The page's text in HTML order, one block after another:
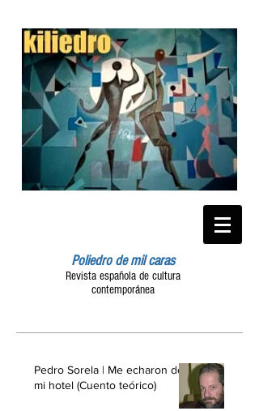
Poliedro de mil caras
Revista española de cultura
contemporánea
Pedro Sorela | Me echaron de
mi hotel (Cuento teórico)